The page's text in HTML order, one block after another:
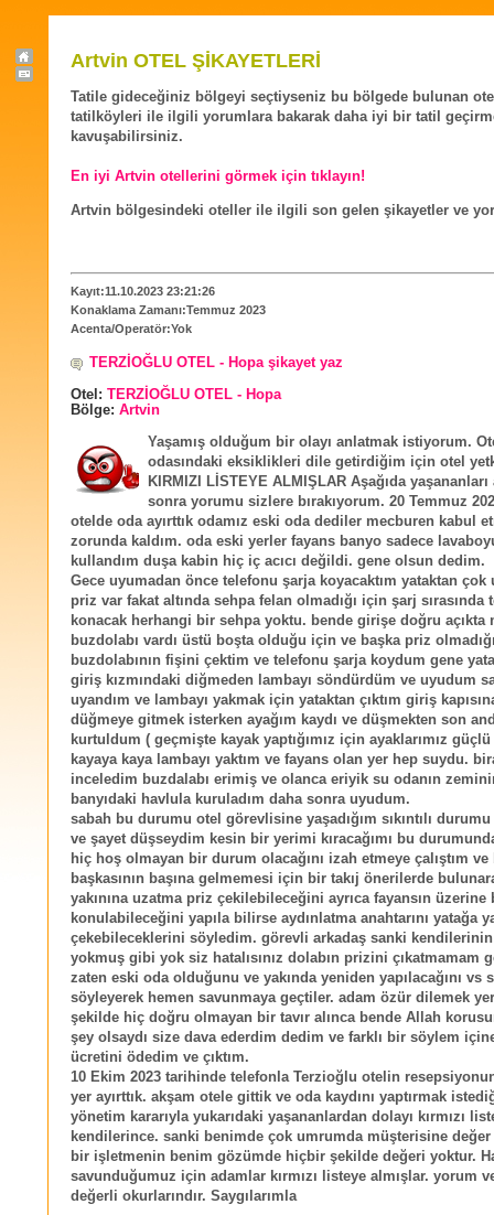
Artvin OTEL ŞİKAYETLERİ
Tatile gideceğiniz bölgeyi seçtiyseniz bu bölgede bulunan
tatilköyleri ile ilgili yorumlara bakarak daha iyi bir tatil
kavuşabilirsiniz.
En iyi Artvin otellerini görmek için tıklayın!
Artvin bölgesindeki oteller ile ilgili son gelen şikayetler ve
Kayıt:11.10.2023 23:21:26
Konaklama Zamanı:Temmuz 2023
Acenta/Operatör:Yok
TERZİOĞLU OTEL - Hopa şikayet yaz
Otel: TERZİOĞLU OTEL - Hopa
Bölge: Artvin
Yaşamış olduğum bir olayı anlatmak istiyorum.
odasındaki eksiklikleri dile getirdiğim için otel
KIRMIZI LİSTEYE ALMIŞLAR Aşağıda yaşananları
sonra yorumu sizlere bırakıyorum. 20 Temmuz
otelde oda ayırttık odamız eski oda dediler mecburen kabul
zorunda kaldım. oda eski yerler fayans banyo sadece
kullandım duşa kabin hiç iç acıcı değildi. gene olsun dedim.
Gece uyumadan önce telefonu şarja koyacaktım yataktan çok
priz var fakat altında sehpa felan olmadığı için şarj sırasında
konacak herhangi bir sehpa yoktu. bende girişe doğru açıkta
buzdolabı vardı üstü boşta olduğu için ve başka priz
buzdolabının fişini çektim ve telefonu şarja koydum gene
giriş kızmındaki diğmeden lambayı söndürdüm ve uyudum
uyandım ve lambayı yakmak için yataktan çıktım giriş
düğmeye gitmek isterken ayağım kaydı ve düşmekten son
kurtuldum ( geçmişte kayak yaptığımız için ayaklarımız güçlü
kayaya kaya lambayı yaktım ve fayans olan yer hep suydu.
inceledim buzdalabı erimiş ve olanca eriyik su odanın
banyıdaki havlula kuruladım daha sonra uyudum.
sabah bu durumu otel görevlisine yaşadığım sıkıntılı
ve şayet düşseydim kesin bir yerimi kıracağımı bu
hiç hoş olmayan bir durum olacağını izah etmeye çalıştım ve
başkasının başına gelmemesi için bir takıj önerilerde
yakınına uzatma priz çekilebileceğini ayrıca fayansın
konulabileceğini yapıla bilirse aydınlatma anahtarını yatağa
çekebileceklerini söyledim. görevli arkadaş sanki
yokmuş gibi yok siz hatalısınız dolabın prizini çıkatmamam
zaten eski oda olduğunu ve yakında yeniden yapılacağını vs
söyleyerek hemen savunmaya geçtiler. adam özür dilemek
şekilde hiç doğru olmayan bir tavır alınca bende Allah
şey olsaydı size dava ederdim dedim ve farklı bir söylem
ücretini ödedim ve çıktım.
10 Ekim 2023 tarihinde telefonla Terzioğlu otelin
yer ayırttık. akşam otele gittik ve oda kaydını yaptırmak
yönetim kararıyla yukarıdaki yaşananlardan dolayı kırmızı
kendilerince. sanki benimde çok umrumda müşterisine değer
bir işletmenin benim gözümde hiçbir şekilde değeri yoktur.
savunduğumuz için adamlar kırmızı listeye almışlar. yorum
değerli okurlarındır. Saygılarımla